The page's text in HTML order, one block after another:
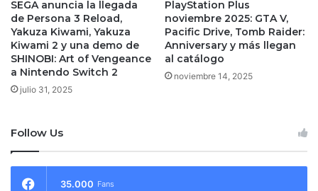
SEGA anuncia la llegada
de Persona 3 Reload,
Yakuza Kiwami, Yakuza
Kiwami 2 y una demo de
SHINOBI: Art of Vengeance
a Nintendo Switch 2
julio 31, 2025
PlayStation Plus
noviembre 2025: GTA V,
Pacific Drive, Tomb Raider:
Anniversary y más llegan
al catálogo
noviembre 14, 2025
Follow Us
35.000 Fans